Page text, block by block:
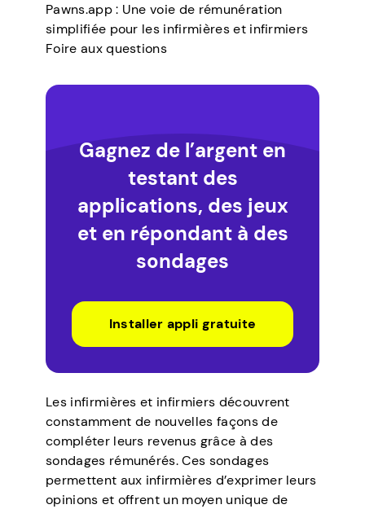
Pawns.app : Une voie de rémunération
simplifiée pour les infirmières et infirmiers
Foire aux questions
Gagnez de l’argent en
testant des
applications, des jeux
et en répondant à des
sondages
Installer appli gratuite
Les infirmières et infirmiers découvrent
constamment de nouvelles façons de
compléter leurs revenus grâce à des
sondages rémunérés. Ces sondages
permettent aux infirmières d’exprimer leurs
opinions et offrent un moyen unique de